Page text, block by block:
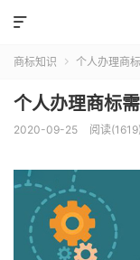

商标知识  个人办理商
个人办理商标
2020-09-25 阅读(1619)